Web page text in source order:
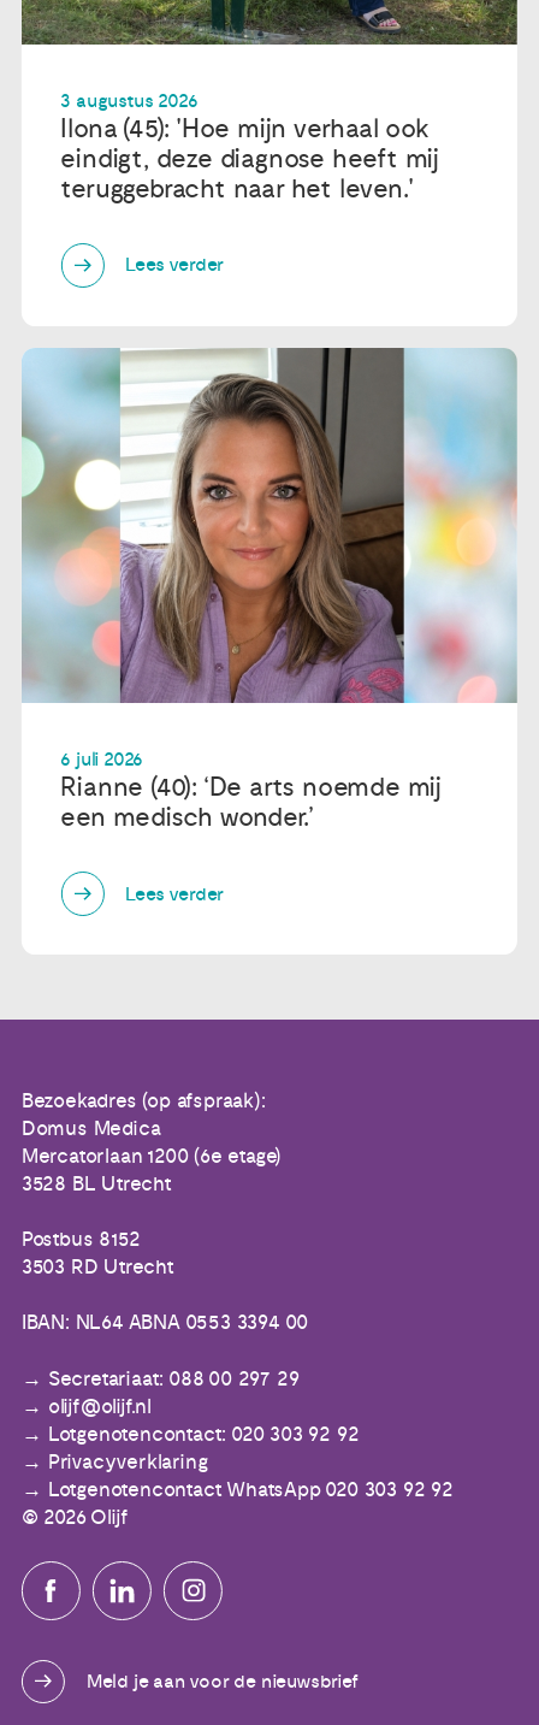
3 augustus 2026
Ilona (45): 'Hoe mijn verhaal ook
eindigt, deze diagnose heeft mij
teruggebracht naar het leven.'
Lees verder
6 juli 2026
Rianne (40): ‘De arts noemde mij
een medisch wonder.’
Lees verder
Bezoekadres (op afspraak):
Domus Medica
Mercatorlaan 1200 (6e etage)
3528 BL Utrecht
Postbus 8152
3503 RD Utrecht
IBAN: NL64 ABNA 0553 3394 00
Secretariaat: 088 00 297 29
olijf@olijf.nl
Lotgenotencontact: 020 303 92 92
Privacyverklaring
Lotgenotencontact WhatsApp 020 303 92 92
© 2026 Olijf
Meld je aan voor de nieuwsbrief